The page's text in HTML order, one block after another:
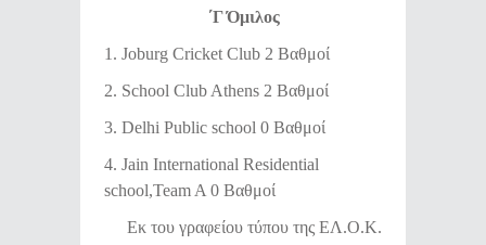
΄Γ Όμιλος
1. Joburg Cricket Club 2 Βαθμοί
2. School Club Athens 2 Βαθμοί
3. Delhi Public school 0 Βαθμοί
4. Jain International Residential
school,Team A 0 Βαθμοί
Εκ του γραφείου τύπου της ΕΛ.Ο.Κ.